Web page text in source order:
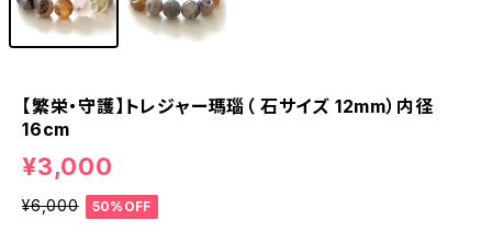
【繁栄・守護】トレジャー瑪瑙（ 石サイズ 12mm）内径
16cm
¥3,000
¥6,000 50%OFF